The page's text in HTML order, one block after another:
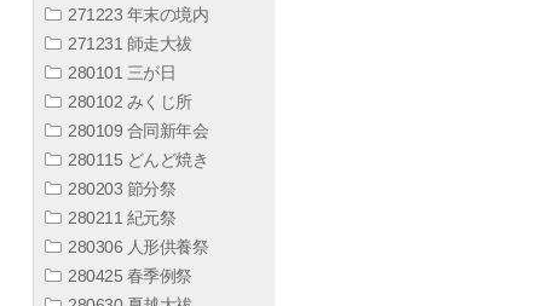
271223 年末の境内
271231 師走大祓
280101 三が日
280102 みくじ所
280109 合同新年会
280115 どんど焼き
280203 節分祭
280211 紀元祭
280306 人形供養祭
280425 春季例祭